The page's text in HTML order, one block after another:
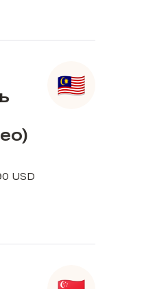
3 590 USD